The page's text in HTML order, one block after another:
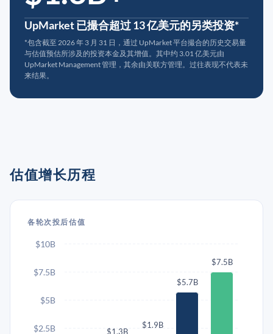
UpMarket 已撮合超过 13 亿美元的另类投资*
*包含截至 2026 年 3 月 31 日，通过 UpMarket 平台撮合的历史交易量
与估值预估所涉及的投资本金及其增值。其中约 3.01 亿美元由
UpMarket Management 管理，其余由关联方管理。过往表现不代表未
来结果。
估值增长历程
各轮次投后估值
$1.3B
$1.9B
$5.7B
$7.5B
$2.5B
$5B
$7.5B
$10B